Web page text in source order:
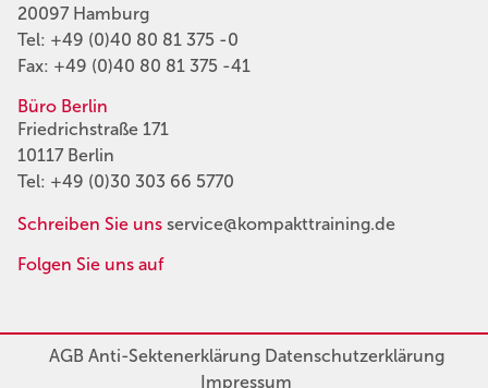
20097 Hamburg
Tel: +49 (0)40 80 81 375 -0
Fax: +49 (0)40 80 81 375 -41
Büro Berlin
Friedrichstraße 171
10117 Berlin
Tel: +49 (0)30 303 66 5770
Schreiben Sie uns service@kompakttraining.de
Folgen Sie uns auf
AGBAnti-SektenerklärungDatenschutzerklärung
Impressum